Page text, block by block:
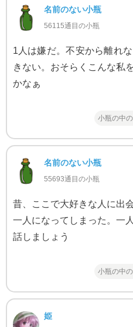
名前のない小瓶
56115通目の小瓶
1人は嫌だ。不安から離れ
きない。おそらくこんな私
かなぁ
小瓶の中
名前のない小瓶
55693通目の小瓶
昔、ここで大好きな人に出
一人になってしまった。一
話しましょう
小瓶の中
姫